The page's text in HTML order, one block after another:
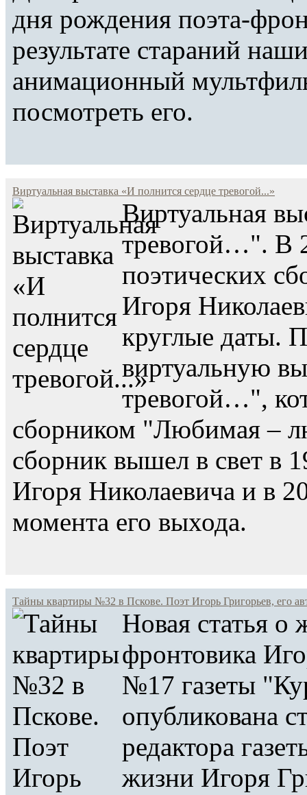
дня рождения поэта-
результате стараний
анимационный
посмотреть его.
Виртуальная выставка «И полнится сердце тревогой...»
Виртуальная
тревогой…". В
поэтических
Игоря
круглые даты.
виртуальную
тревогой…",
сборником "Любимая –
сборник вышел в свет в
Игоря Николаевича и в
момента его выхода.
Тайны квартиры №32 в Пскове. Поэт Игорь Григорьев, его
Новая статья о
фронтовика
№17 газеты
опубликована
редактора
жизни Игоря